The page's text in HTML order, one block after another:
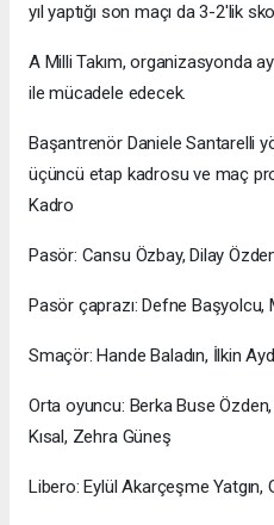
yıl yaptığı son maçı da 3-2'lik
A Milli Takım, organizasyonda
ile mücadele edecek.
Başantrenör Daniele Santarelli
üçüncü etap kadrosu ve maç
Kadro
Pasör: Cansu Özbay, Dilay
Pasör çaprazı: Defne Başyolcu,
Smaçör: Hande Baladın, İlkin
Orta oyuncu: Berka Buse
Kısal, Zehra Güneş
Libero: Eylül Akarçeşme Yatgın,